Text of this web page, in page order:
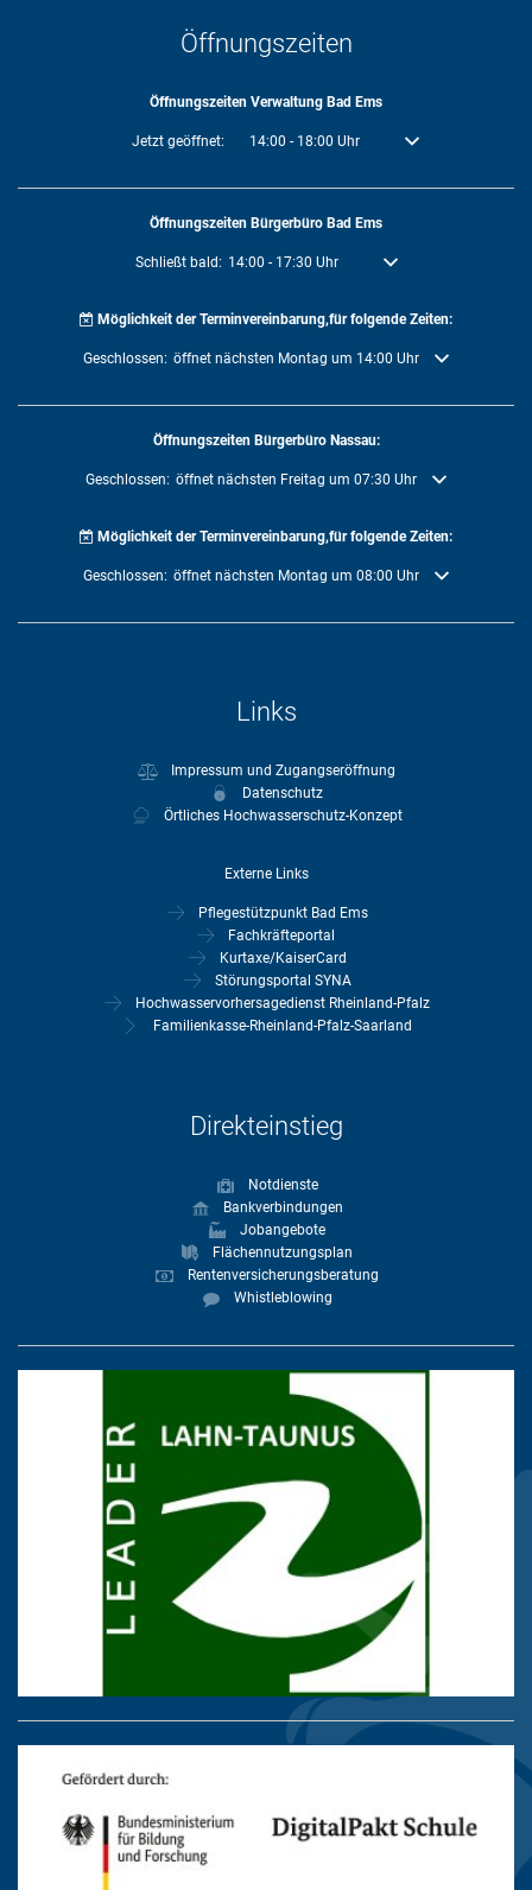
Öffnungszeiten
Öffnungszeiten Verwaltung Bad Ems
Klicken, um weitere Öffnungs- oder Schließzeiten auszublenden
Jetzt geöffnet: 14:00 - 18:00 Uhr Von 14:00 bis 18:00
Öffnungszeiten Bürgerbüro Bad Ems
Klicken, um weitere Öffnungs- oder Schließzeiten
Schließt bald: 14:00 - 17:30 Uhr Von 14:00 bis 17:30 Uhr
Möglichkeit der Terminvereinbarung,für folgende Zeiten:
Klicken, um weitere Öffnungs- oder Schließzeiten auszublenden
Geschlossen: öffnet nächsten Montag um 14:00 Uhr
Öffnungszeiten Bürgerbüro Nassau:
Klicken, um weitere Öffnungs- oder Schließzeiten auszublenden
Geschlossen: öffnet nächsten Freitag um 07:30 Uhr
Möglichkeit der Terminvereinbarung,für folgende Zeiten:
Klicken, um weitere Öffnungs- oder Schließzeiten auszublenden
Geschlossen: öffnet nächsten Montag um 08:00 Uhr
Links
Impressum und Zugangseröffnung
Datenschutz
Örtliches Hochwasserschutz-Konzept
Externe Links
Pflegestützpunkt Bad Ems
Fachkräfteportal
Kurtaxe/KaiserCard
Störungsportal SYNA
Hochwasservorhersagedienst Rheinland-Pfalz
Familienkasse-Rheinland-Pfalz-Saarland
Direkteinstieg
Notdienste
Bankverbindungen
Jobangebote
Flächennutzungsplan
Rentenversicherungsberatung
Whistleblowing